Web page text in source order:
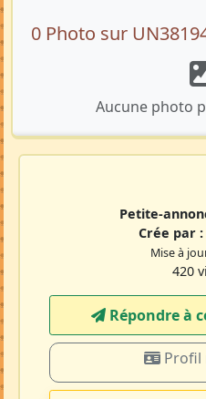
0 Photo sur
Aucune photo
Petite-
Crée par :
Mise à
420
Répondre à
Profil